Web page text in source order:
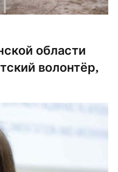
области
волонтёр,